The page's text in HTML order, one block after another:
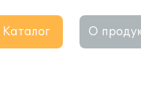
Каталог О